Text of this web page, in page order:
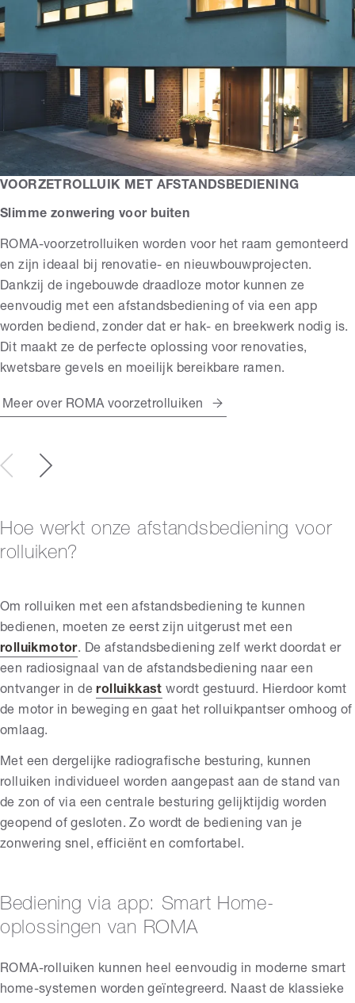
VOORZETROLLUIK MET AFSTANDSBEDIENING
Slimme zonwering voor buiten
ROMA-voorzetrolluiken worden voor het raam gemonteerd
en zijn ideaal bij renovatie- en nieuwbouwprojecten.
Dankzij de ingebouwde draadloze motor kunnen ze
eenvoudig met een afstandsbediening of via een app
worden bediend, zonder dat er hak- en breekwerk nodig is.
Dit maakt ze de perfecte oplossing voor renovaties,
kwetsbare gevels en moeilijk bereikbare ramen.
Meer over ROMA voorzetrolluiken
Hoe werkt onze afstandsbediening voor
rolluiken?
Om rolluiken met een afstandsbediening te kunnen
bedienen, moeten ze eerst zijn uitgerust met een
rolluikmotor. De afstandsbediening zelf werkt doordat er
een radiosignaal van de afstandsbediening naar een
ontvanger in derolluikkast wordt gestuurd. Hierdoor komt
de motor in beweging en gaat het rolluikpantser omhoog of
omlaag.
Met een dergelijke radiografische besturing, kunnen
rolluiken individueel worden aangepast aan de stand van
de zon of via een centrale besturing gelijktijdig worden
geopend of gesloten. Zo wordt de bediening van je
zonwering snel, efficiënt en comfortabel.
Bediening via app: Smart Home-
oplossingen van ROMA
ROMA-rolluiken kunnen heel eenvoudig in moderne smart
home-systemen worden geïntegreerd. Naast de klassieke